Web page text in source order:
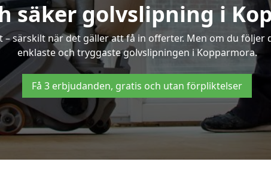
säker golvslipning i
särskilt när det gäller att få in offerter. Men om du
enklaste och tryggaste golvslipningen i Kopparmora.
Få 3 erbjudanden, gratis och utan förpliktelser